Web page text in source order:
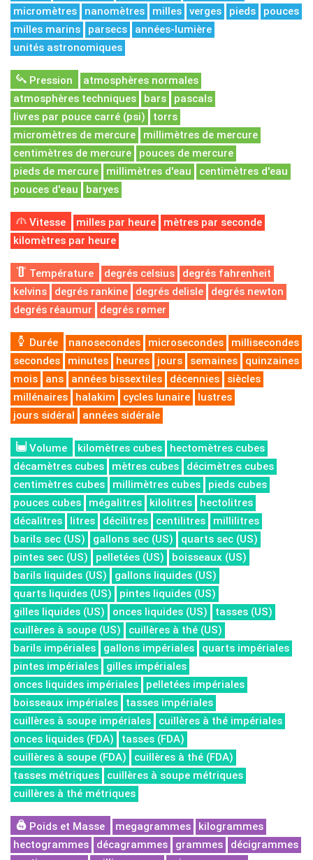
micromètres
nanomètres milles verges pieds
pouces
milles marins
parsecs
années-lumière
unités astronomiques
Pression
atmosphères normales
atmosphères techniques
bars
pascals
livres par pouce carré (psi)
torrs
micromètres de mercure
millimètres de mercure
centimètres de mercure
pouces de mercure
pieds de mercure
millimètres d'eau
centimètres d'eau
pouces d'eau
baryes
Vitesse milles par heure
mètres par seconde
kilomètres par heure
Température degrés celsius
degrés fahrenheit
kelvins
degrés rankine degrés delisle
degrés newton
degrés réaumur
degrés rømer
Durée nanosecondes microsecondes
millisecondes
secondes
minutes heures jours semaines
quinzaines
mois
ans années bissextiles décennies
siècles
millénaires
halakim cycles lunaire
lustres
jours sidéral
années sidérale
Volume kilomètres cubes
hectomètres cubes
décamètres cubes
mètres cubes
décimètres cubes
centimètres cubes
millimètres cubes
pieds cubes
pouces cubes
mégalitres kilolitres
hectolitres
décalitres
litres décilitres centilitres
millilitres
barils sec (US)
gallons sec (US)
quarts sec (US)
pintes sec (US)
pelletées (US)
boisseaux (US)
barils liquides (US)
gallons liquides (US)
quarts liquides (US)
pintes liquides (US)
gilles liquides (US)
onces liquides (US)
tasses (US)
cuillères à soupe (US)
cuillères à thé (US)
barils impériales
gallons impériales
quarts impériales
pintes impériales
gilles impériales
onces liquides impériales
pelletées impériales
boisseaux impériales
tasses impériales
cuillères à soupe impériales
cuillères à thé impériales
onces liquides (FDA)
tasses (FDA)
cuillères à soupe (FDA)
cuillères à thé (FDA)
tasses métriques
cuillères à soupe métriques
cuillères à thé métriques
Poids et Masse megagrammes
kilogrammes
hectogrammes
décagrammes grammes
décigrammes